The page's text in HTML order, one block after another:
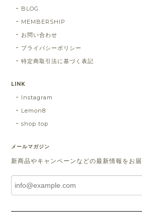
BLOG
MEMBERSHIP
お問い合わせ
プライバシーポリシー
特定商取引法に基づく表記
LINK
Instagram
Lemon8
shop top
メールマガジン
新商品やキャンペーンなどの最新情報をお届